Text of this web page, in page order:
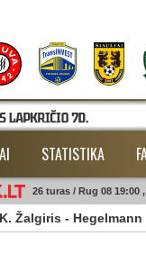
STATISTIKA
26 turas / Rug 08 19:00 ,
K. Žalgiris - Hegelmann